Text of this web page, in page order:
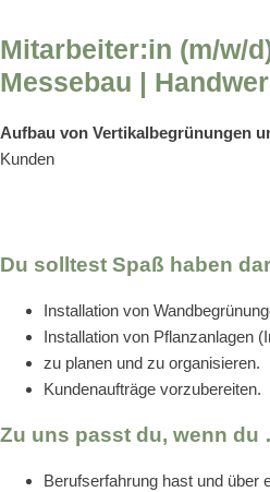
Mitarbeiter:in (m/w/
Messebau |
Aufbau von Vertikalbegrünungen
Kunden
Du solltest Spaß haben
Installation von
Installation von Pflanzanlagen
zu planen und zu organisieren.
Kundenaufträge vorzubereiten.
Zu uns passt du, wenn du
Berufserfahrung hast und über